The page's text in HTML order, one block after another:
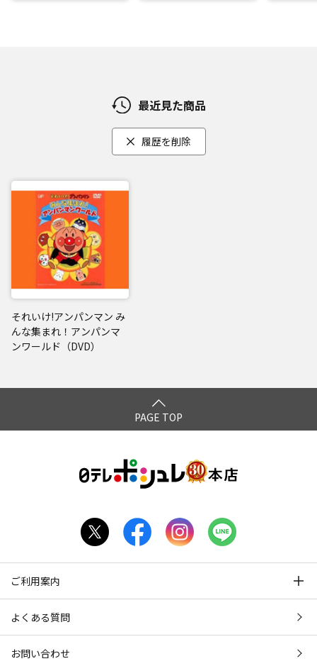
最近見た商品
履歴を削除
それいけ!アンパンマン み
んな集まれ！アンパンマ
ンワールド（DVD）
PAGE TOP
ご利用案内
よくある質問
お問い合わせ